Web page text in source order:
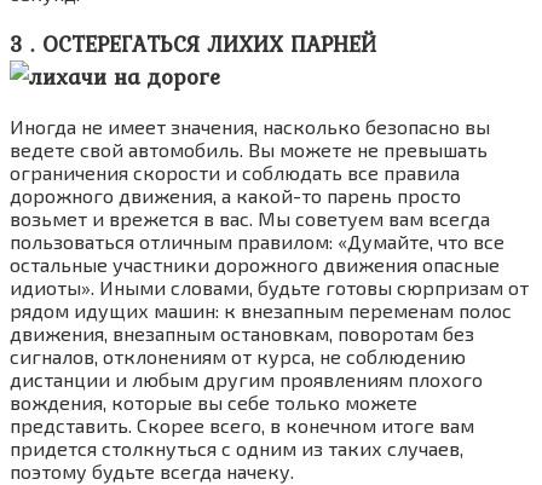
3 . ОСТЕРЕГАТЬСЯ ЛИХИХ ПАРНЕЙ
Иногда не имеет значения, насколько безопасно вы
ведете свой автомобиль. Вы можете не превышать
ограничения скорости и соблюдать все правила
дорожного движения, а какой-то парень просто
возьмет и врежется в вас. Мы советуем вам всегда
пользоваться отличным правилом: «Думайте, что все
остальные участники дорожного движения опасные
идиоты». Иными словами, будьте готовы сюрпризам от
рядом идущих машин: к внезапным переменам полос
движения, внезапным остановкам, поворотам без
сигналов, отклонениям от курса, не соблюдению
дистанции и любым другим проявлениям плохого
вождения, которые вы себе только можете
представить. Скорее всего, в конечном итоге вам
придется столкнуться с одним из таких случаев,
поэтому будьте всегда начеку.